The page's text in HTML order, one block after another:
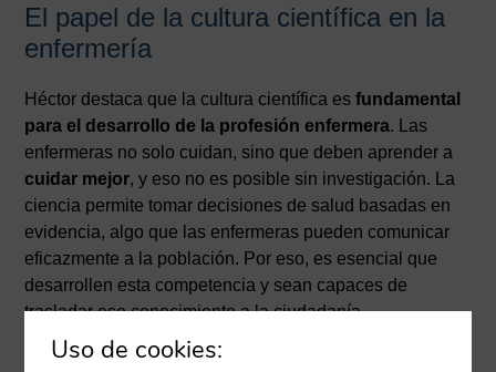
El papel de la cultura científica en la
enfermería
Héctor destaca que la cultura científica esfundamental
para el desarrollo de la profesión enfermera. Las
enfermeras no solo cuidan, sino que deben aprender a
cuidar mejor, y eso no es posible sin investigación. La
ciencia permite tomar decisiones de salud basadas en
evidencia, algo que las enfermeras pueden comunicar
eficazmente a la población. Por eso, es esencial que
desarrollen esta competencia y sean capaces de
trasladar ese conocimiento a la ciudadanía.
Uso de cookies: